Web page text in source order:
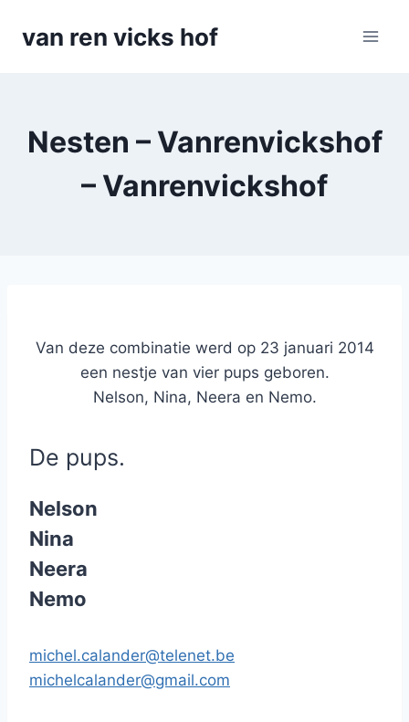
naarvan ren vicks hof
Nesten – Vanrenvickshof
– Vanrenvickshof
Van deze combinatie werd op 23 januari 2014
een nestje van vier pups geboren.
Nelson, Nina, Neera en Nemo.
De pups.
Nelson
Nina
Neera
Nemo
michel.calander@telenet.be
michelcalander@gmail.com